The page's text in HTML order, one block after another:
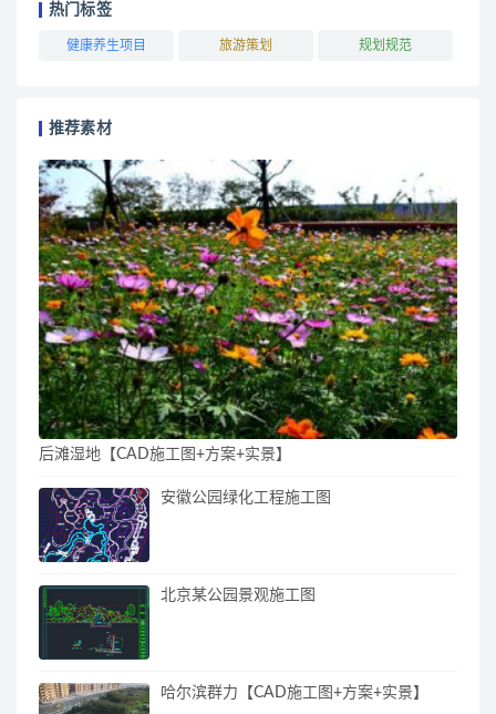
热门标签
健康养生项目 旅游策划 规划规范
推荐素材
后滩湿地【CAD施工图+方案+实景】
安徽公园绿化工程施工图
北京某公园景观施工图
哈尔滨群力【CAD施工图+方案+实景】